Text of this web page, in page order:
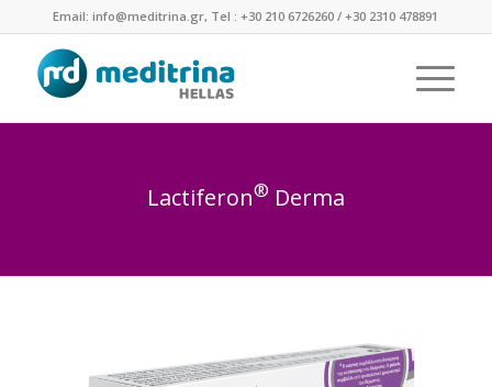
Email: info@meditrina.gr, Tel : +30 210 6726260 / +30 2310 478891
Lactiferon® Derma